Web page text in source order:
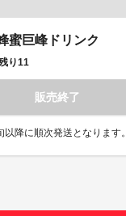
蜜巨峰ドリンク
り11
販売終了
降に順次発送となります。